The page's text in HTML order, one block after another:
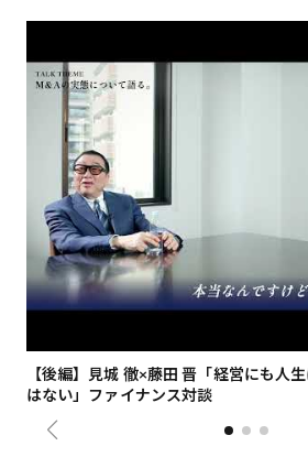
【後編】見城 徹×藤田 晋「経営にも人
はない」ファイナンス対談